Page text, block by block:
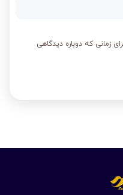
زمانی که دوباره دیدگاهی